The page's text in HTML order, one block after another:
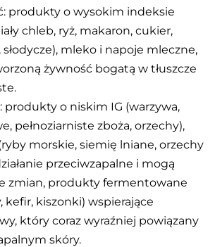
produkty o wysokim indeksie
chleb, ryż, makaron, cukier,
słodycze), mleko i napoje mleczne,
żywność bogatą w tłuszcze
produkty o niskim IG (warzywa,
pełnoziarniste zboża, orzechy),
morskie, siemię lniane, orzechy
przeciwzapalne i mogą
zmian, produkty fermentowane
kiszonki) wspierające
który coraz wyraźniej powiązany
skóry.